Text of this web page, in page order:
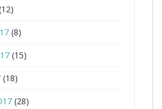
(8)
(15)
(18)
(28)